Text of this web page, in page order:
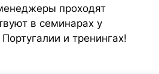
проходят
в семинарах у
и тренингах!